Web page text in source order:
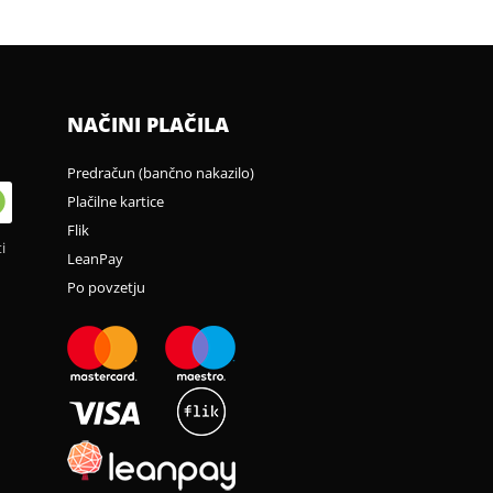
NAČINI PLAČILA
Predračun (bančno nakazilo)
Plačilne kartice
Flik
LeanPay
Po povzetju